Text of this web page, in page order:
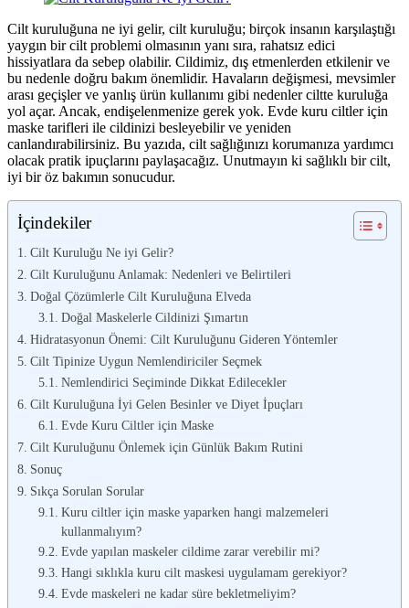
Cilt kuruluğuna ne iyi gelir, cilt kuruluğu; birçok insanın karşılaştığı
yaygın bir cilt problemi olmasının yanı sıra, rahatsız edici
hissiyatlara da sebep olabilir. Cildimiz, dış etmenlerden etkilenir ve
bu nedenle doğru bakım önemlidir. Havaların değişmesi, mevsimler
arası geçişler ve yanlış ürün kullanımı gibi nedenler ciltte kuruluğa
yol açar. Ancak, endişelenmenize gerek yok. Evde kuru ciltler için
maske tarifleri ile cildinizi besleyebilir ve yeniden
canlandırabilirsiniz. Bu yazıda, cilt sağlığınızı korumanıza yardımcı
olacak pratik ipuçlarını paylaşacağız. Unutmayın ki sağlıklı bir cilt,
iyi bir öz bakımın sonucudur.
İçindekiler
Cilt Kuruluğu Ne iyi Gelir?
Cilt Kuruluğunu Anlamak: Nedenleri ve Belirtileri
Doğal Çözümlerle Cilt Kuruluğuna Elveda
Doğal Maskelerle Cildinizi Şımartın
Hidratasyonun Önemi: Cilt Kuruluğunu Gideren Yöntemler
Cilt Tipinize Uygun Nemlendiriciler Seçmek
Nemlendirici Seçiminde Dikkat Edilecekler
Cilt Kuruluğuna İyi Gelen Besinler ve Diyet İpuçları
Evde Kuru Ciltler için Maske
Cilt Kuruluğunu Önlemek için Günlük Bakım Rutini
Sonuç
Sıkça Sorulan Sorular
Kuru ciltler için maske yaparken hangi malzemeleri
kullanmalıyım?
Evde yapılan maskeler cildime zarar verebilir mi?
Hangi sıklıkla kuru cilt maskesi uygulamam gerekiyor?
Evde maskeleri ne kadar süre bekletmeliyim?